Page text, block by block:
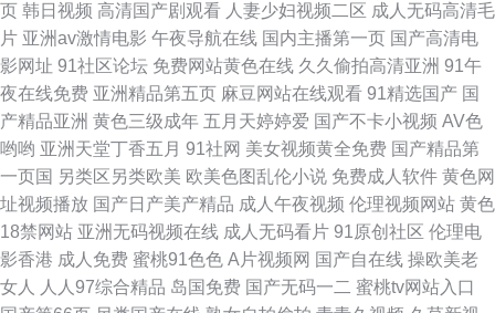
页 韩日视频 高清国产剧观看 人妻少妇视频二区 成人无码高清毛
片 亚洲av激情电影 午夜导航在线 国内主播第一页 国产高清电
影网址 91社区论坛 免费网站黄色在线 久久偷拍高清亚洲 91午
夜在线免费 亚洲精品第五页 麻豆网站在线观看 91精选国产 国
产精品亚洲 黄色三级成年 五月天婷婷爱 国产不卡小视频 AV色
哟哟 亚洲天堂丁香五月 91社网 美女视频黄全免费 国产精品第
一页国 另类区另类欧美 欧美色图乱伦小说 免费成人软件 黄色网
址视频播放 国产日产美产精品 成人午夜视频 伦理视频网站 黄色
18禁网站 亚洲无码视频在线 成人无码看片 91原创社区 伦理电
影香港 成人免费 蜜桃91色色 A片视频网 国产自在线 操欧美老
女人
人人97综合精品 岛国免费 国产无码一二 蜜桃tv网站入口